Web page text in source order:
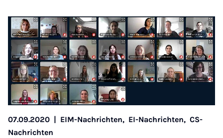
07.09.2020 | EIM-Nachrichten, EI-Nachrichten, CS-
Nachrichten